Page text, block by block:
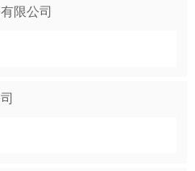
限公司